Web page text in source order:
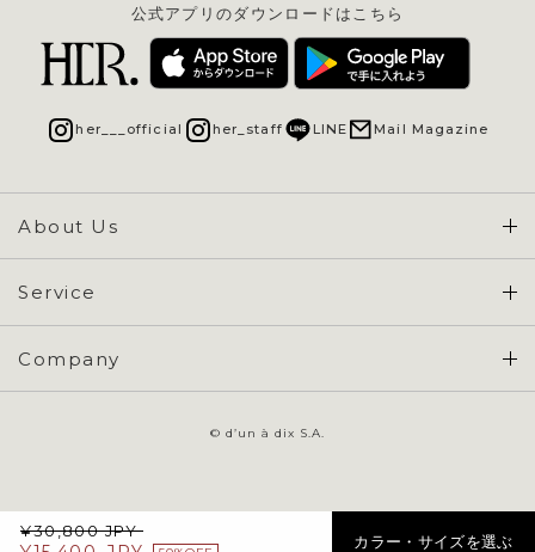
¥30,800 JPY
カラー・サイズを選ぶ
About Us
Concept & Overview
Service
会員登録 / ログイン
ご利用ガイド
Company
プライバシーポリシー
公式アプリのダウンロードはこちら
her___official her_staff LINE Mail Magazine
© d’un à dix S.A.